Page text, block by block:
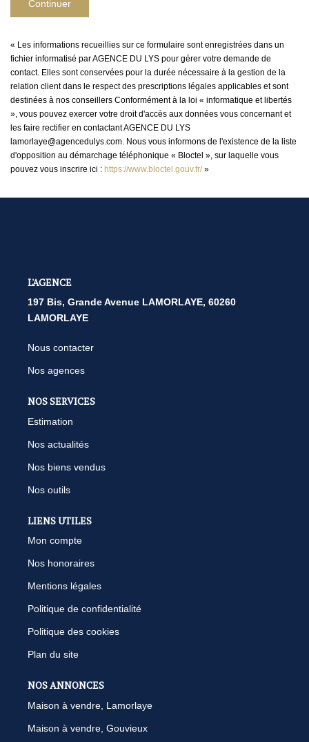
Continuer
« Les informations recueillies sur ce formulaire sont enregistrées dans un
fichier informatisé par AGENCE DU LYS pour gérer votre demande de
contact. Elles sont conservées pour la durée nécessaire à la gestion de la
relation client dans le respect des prescriptions légales applicables et sont
destinées à nos conseillers Conformément à la loi « informatique et libertés
», vous pouvez exercer votre droit d'accès aux données vous concernant et
les faire rectifier en contactant AGENCE DU LYS
lamorlaye@agencedulys.com. Nous vous informons de l'existence de la liste
d'opposition au démarchage téléphonique « Bloctel », sur laquelle vous
pouvez vous inscrire ici : https://www.bloctel.gouv.fr/»
L'AGENCE
197 Bis, Grande Avenue LAMORLAYE, 60260
LAMORLAYE
Nous contacter
Nos agences
NOS SERVICES
Estimation
Nos actualités
Nos biens vendus
Nos outils
LIENS UTILES
Mon compte
Nos honoraires
Mentions légales
Politique de confidentialité
Politique des cookies
Plan du site
NOS ANNONCES
Maison à vendre, Lamorlaye
Maison à vendre, Gouvieux